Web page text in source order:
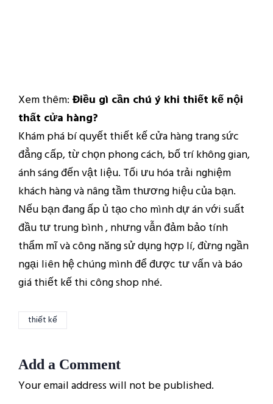
Xem thêm: Điều gì cần chú ý khi thiết kế nội
thất cửa hàng?
Khám phá bí quyết thiết kế cửa hàng trang sức
đẳng cấp, từ chọn phong cách, bố trí không gian,
ánh sáng đến vật liệu. Tối ưu hóa trải nghiệm
khách hàng và nâng tầm thương hiệu của bạn.
Nếu bạn đang ấp ủ tạo cho mình dự án với suất
đầu tư trung bình , nhưng vẫn đảm bảo tính
thẩm mĩ và công năng sử dụng hợp lí, đừng ngần
ngại liên hệ chúng mình để được tư vấn và báo
giá thiết kế thi công shop nhé.
thiết kế
Add a Comment
Your email address will not be published.